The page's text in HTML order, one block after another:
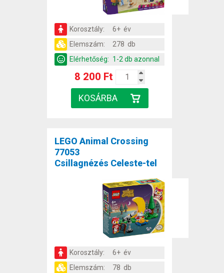
Korosztály:
6+ év
Elemszám:
278 db
Elérhetőség: 1-2 db azonnal
8 200 Ft
LEGO Animal Crossing
77053
Csillagnézés Celeste-tel
Korosztály:
6+ év
Elemszám:
78 db